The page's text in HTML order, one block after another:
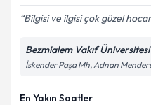
Bilgisi ve ilgisi çok güzel
Bezmialem Vakıf
İskender Paşa Mh, Adnan
En Yakın Saatler